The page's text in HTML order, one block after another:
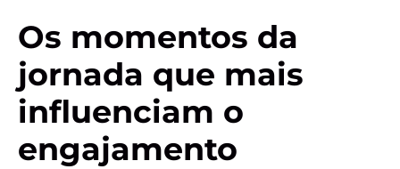
Os momentos da
jornada que mais
influenciam o
engajamento